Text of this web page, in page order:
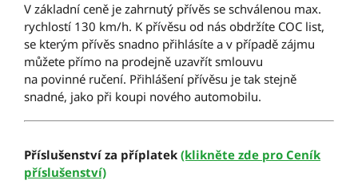
V základní ceně je zahrnutý přívěs se schválenou max.
rychlostí 130 km/h. K přívěsu od nás obdržíte COC list,
se kterým přívěs snadno přihlásíte a v případě zájmu
můžete přímo na prodejně uzavřít smlouvu
na povinné ručení. Přihlášení přívěsu je tak stejně
snadné, jako při koupi nového automobilu.
Příslušenství za příplatek (klikněte zde pro Ceník
příslušenství)